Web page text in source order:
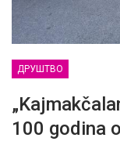
ДРУШТВО
100 godina